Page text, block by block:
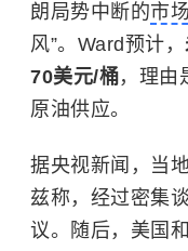
朗局势中断的市
风”。Ward预计，
70美元/桶，理由
原油供应。
据央视新闻，当
兹称，经过密集
议。随后，美国